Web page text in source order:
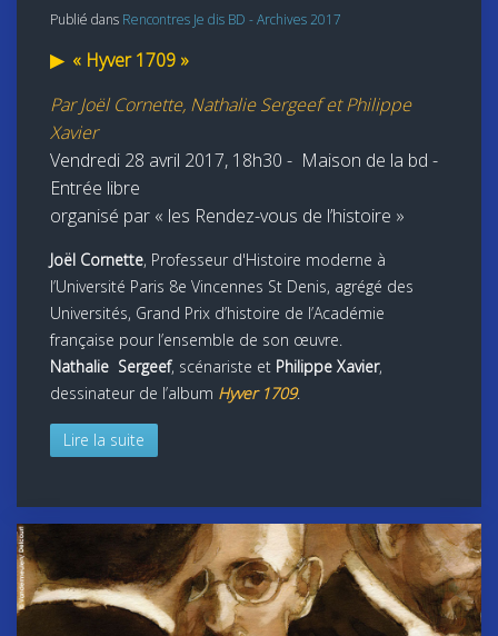
Publié dans Rencontres Je dis BD - Archives 2017
▶ « Hyver 1709 »
Par Joël Cornette, Nathalie Sergeef et Philippe
Xavier
Vendredi 28 avril 2017, 18h30 - Maison de la bd -
Entrée libre
organisé par « les Rendez-vous de l’histoire »
Joël Cornette, Professeur d'Histoire moderne à
l’Université Paris 8e Vincennes St Denis, agrégé des
Universités, Grand Prix d’histoire de l’Académie
française pour l’ensemble de son œuvre.
Nathalie Sergeef, scénariste et Philippe Xavier,
dessinateur de l’album Hyver 1709.
Lire la suite